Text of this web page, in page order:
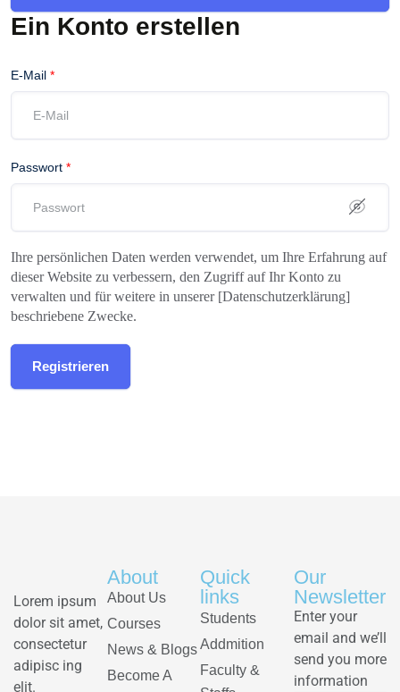
Ein Konto erstellen
E-Mail *
Passwort *
Ihre persönlichen Daten werden verwendet, um Ihre Erfahrung auf
dieser Website zu verbessern, den Zugriff auf Ihr Konto zu
verwalten und für weitere in unserer [Datenschutzerklärung]
beschriebene Zwecke.
Registrieren
Lorem ipsum
dolor sit amet,
consectetur
adipisc ing
elit.
About
About Us
Courses
News & Blogs
Become A
Quick
links
Students
Addmition
Faculty &
Our
Newsletter
Enter your
email and we’ll
send you more
information